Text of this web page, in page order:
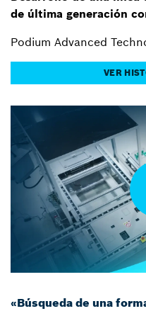
de última generación
Podium Advanced
VER
«Búsqueda de una